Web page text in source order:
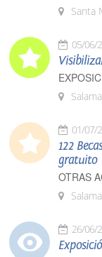
Santa
05/06/
01/07/
122
gratuito
OTRAS
26/06/